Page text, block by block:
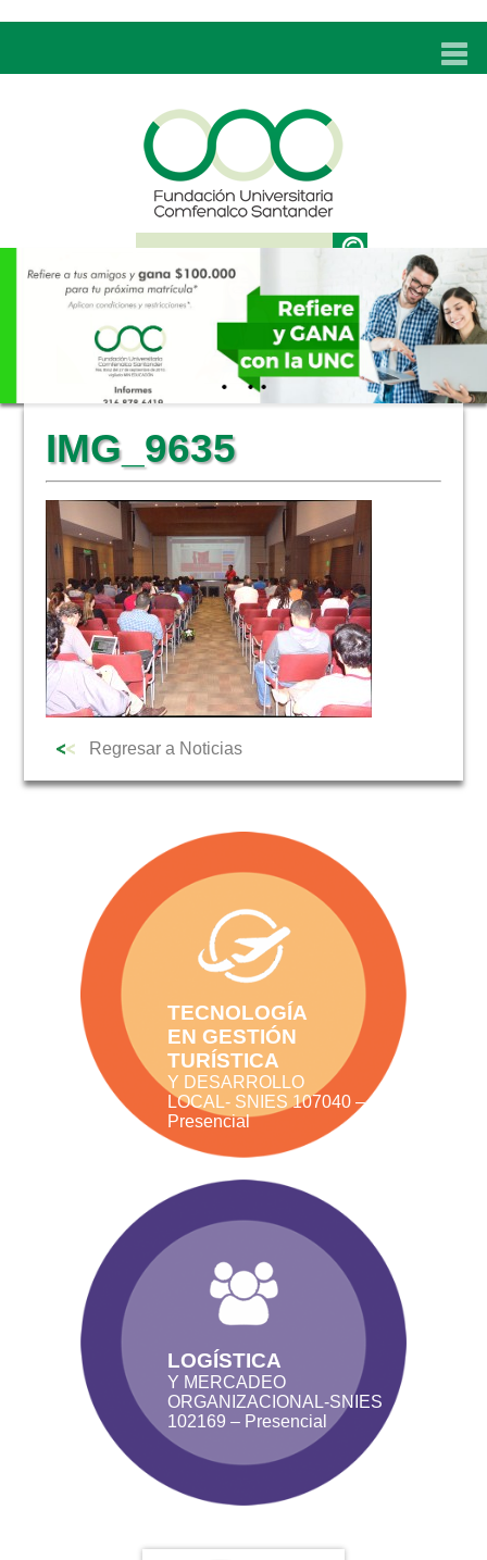
UNC
ADMISIONES
PROGRAMAS
TÉCNICOS LABORALES
BIENESTAR
BIBLIOTECA
NOTICIAS
IMG_9635
Regresar a Noticias
TECNOLOGÍA
EN GESTIÓN
TURÍSTICA
Y DESARROLLO
LOCAL- SNIES 107040 –
Presencial
LOGÍSTICA
Y MERCADEO
ORGANIZACIONAL-SNIES
102169 – Presencial